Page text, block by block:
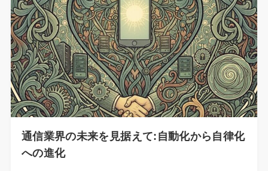
通信業界の未来を見据えて:自動化から自律化
への進化